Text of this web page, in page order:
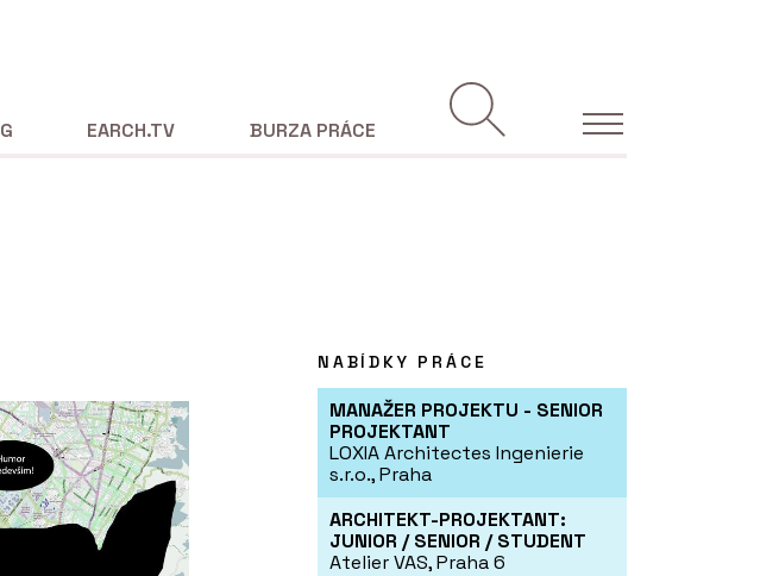
EARCH.TV BURZA PRÁCE
NABÍDKY PRÁCE
MANAŽER PROJEKTU - SENIOR
PROJEKTANT
LOXIA Architectes Ingenierie
s.r.o., Praha
ARCHITEKT-PROJEKTANT:
JUNIOR / SENIOR / STUDENT
Atelier VAS, Praha 6